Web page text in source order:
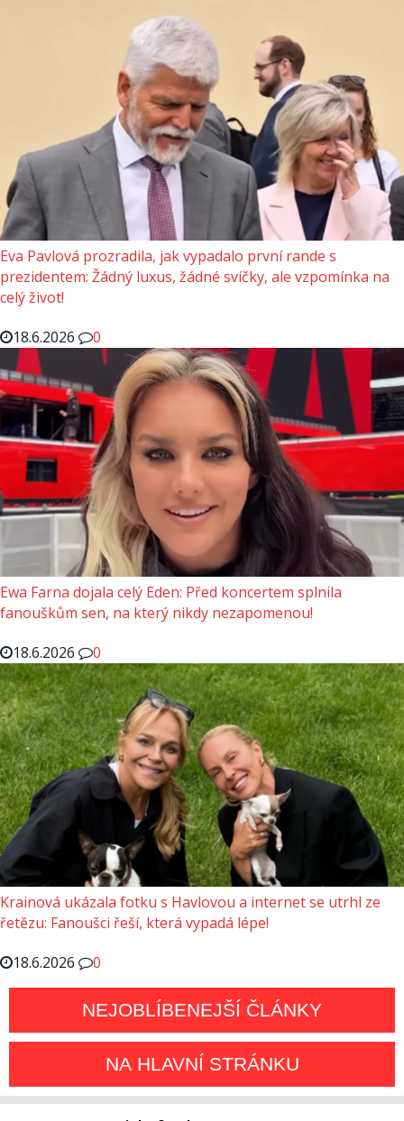
Eva Pavlová prozradila, jak vypadalo první rande s
prezidentem: Žádný luxus, žádné svíčky, ale vzpomínka na
celý život!
18.6.2026
0
Ewa Farna dojala celý Eden: Před koncertem splnila
fanouškům sen, na který nikdy nezapomenou!
18.6.2026
0
Krainová ukázala fotku s Havlovou a internet se utrhl ze
řetězu: Fanoušci řeší, která vypadá lépe!
18.6.2026
0
NEJOBLÍBENEJŠÍ ČLÁNKY
NA HLAVNÍ STRÁNKU